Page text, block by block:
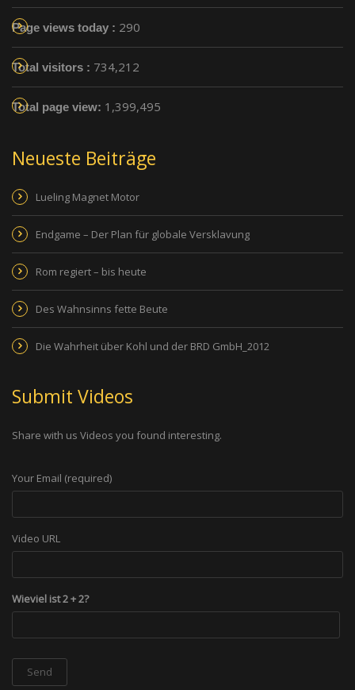
Page views today : 290
Total visitors : 734,212
Total page view: 1,399,495
Neueste Beiträge
Lueling Magnet Motor
Endgame – Der Plan für globale Versklavung
Rom regiert – bis heute
Des Wahnsinns fette Beute
Die Wahrheit über Kohl und der BRD GmbH_2012
Submit Videos
Share with us Videos you found interesting.
Your Email (required)
Video URL
Wieviel ist 2 + 2?